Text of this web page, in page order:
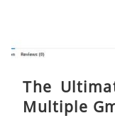
The
Multiple